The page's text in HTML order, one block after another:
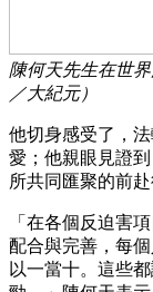
陳何天先生在世
／大紀元）
他切身感受了，
愛；他親眼見證
所共同匯聚的前
「在各個反迫害
配合與完善，每
以一當十。這些